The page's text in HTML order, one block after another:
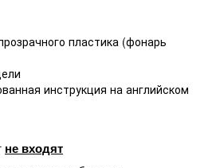
пластика (фонарь
инструкция на английском
не входят